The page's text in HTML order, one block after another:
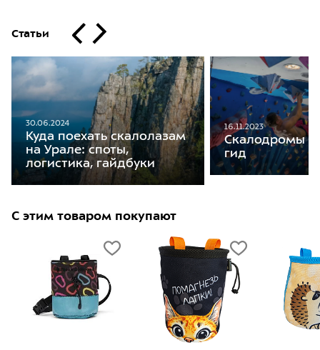
Статьи
30.06.2024
Куда поехать скалолазам
на Урале: споты,
логистика, гайдбуки
16.11.2023
Скалодромы
гид
С этим товаром покупают